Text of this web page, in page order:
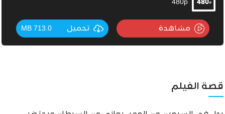
480p
مشاهدة تحميل 713.0 MB
قصة الفيلم